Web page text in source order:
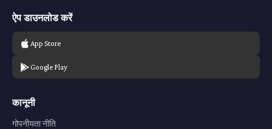
ऐप डाउनलोड करें
App Store
Google Play
कानूनी
गोपनीयता नीति